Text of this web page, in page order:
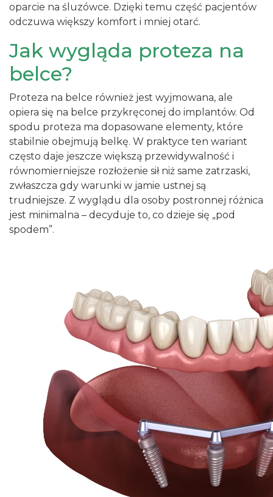
oparcie na śluzówce. Dzięki temu część pacjentów
odczuwa większy komfort i mniej otarć.
Jak wygląda proteza na
belce?
Proteza na belce również jest wyjmowana, ale
opiera się na belce przykręconej do implantów. Od
spodu proteza ma dopasowane elementy, które
stabilnie obejmują belkę. W praktyce ten wariant
często daje jeszcze większą przewidywalność i
równomierniejsze rozłożenie sił niż same zatrzaski,
zwłaszcza gdy warunki w jamie ustnej są
trudniejsze. Z wyglądu dla osoby postronnej różnica
jest minimalna – decyduje to, co dzieje się „pod
spodem”.